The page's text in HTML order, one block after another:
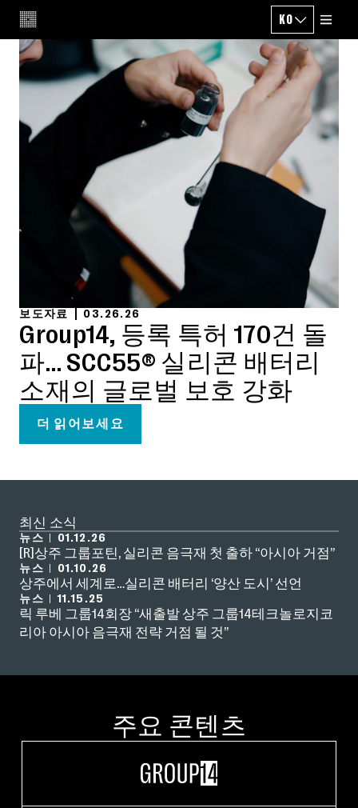
CHANGE
KO
보도자료 03.26.26
Group14, 등록 특허 170건 돌
파… SCC55® 실리콘 배터리
소재의 글로벌 보호 강화
더 읽어보세요
최신 소식
뉴스 | 01.12.26
[R]상주 그룹포틴, 실리콘 음극재 첫 출하 “아시아 거점”
뉴스 | 01.10.26
상주에서 세계로…실리콘 배터리 ‘양산 도시’ 선언
뉴스 | 11.15.25
릭 루베 그룹14회장 “새출발 상주 그룹14테크놀로지코
리아 아시아 음극재 전략 거점 될 것”
주요 콘텐츠